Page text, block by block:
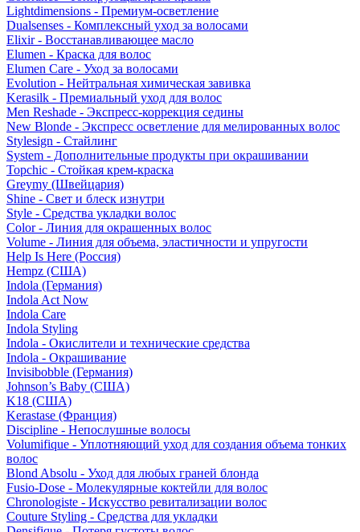
Lightdimensions - Премиум-осветление
Dualsenses - Комплексный уход за волосами
Elixir - Восстанавливающее масло
Elumen - Краска для волос
Elumen Care - Уход за волосами
Evolution - Нейтральная химическая завивка
Kerasilk - Премиальный уход для волос
Men Reshade - Экспресс-коррекция седины
New Blonde - Экспресс осветление для мелированных волос
Stylesign - Стайлинг
System - Дополнительные продукты при окрашивании
Topchic - Стойкая крем-краска
Greymy (Швейцария)
Shine - Свет и блеск изнутри
Style - Средства укладки волос
Color - Линия для окрашенных волос
Volume - Линия для объема, эластичности и упругости
Help Is Here (Россия)
Hempz (США)
Indola (Германия)
Indola Act Now
Indola Care
Indola Styling
Indola - Окислители и технические средства
Indola - Окрашивание
Invisibobble (Германия)
Johnson’s Baby (США)
K18 (США)
Kerastase (Франция)
Discipline - Непослушные волосы
Volumifique - Уплотняющий уход для создания объема тонких
волос
Blond Absolu - Уход для любых граней блонда
Fusio-Dose - Молекулярные коктейли для волос
Chronologiste - Искусство ревитализации волос
Couture Styling - Средства для укладки